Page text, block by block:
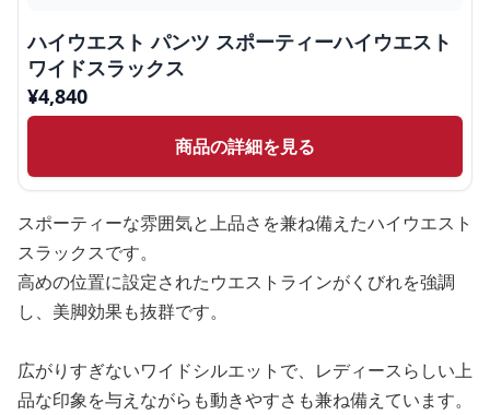
ハイウエスト パンツ スポーティーハイウエスト
ワイドスラックス
¥4,840
商品の詳細を見る
スポーティーな雰囲気と上品さを兼ね備えたハイウエスト
スラックスです。
高めの位置に設定されたウエストラインがくびれを強調
し、美脚効果も抜群です。
広がりすぎないワイドシルエットで、レディースらしい上
品な印象を与えながらも動きやすさも兼ね備えています。